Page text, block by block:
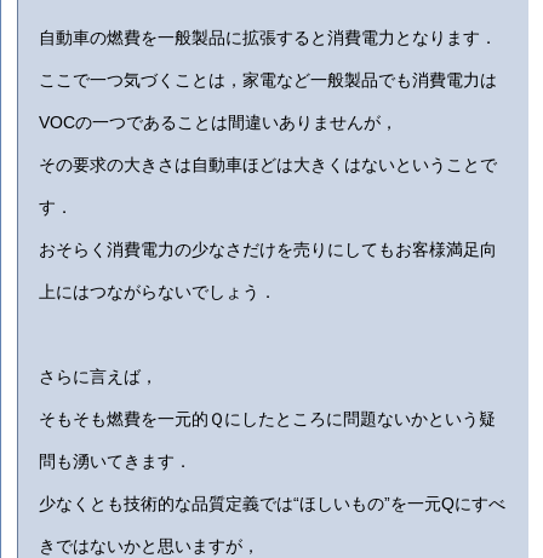
自動車の燃費を一般製品に拡張すると消費電力となります．
ここで一つ気づくことは，家電など一般製品でも消費電力は
VOCの一つであることは間違いありませんが，
その要求の大きさは自動車ほどは大きくはないということで
す．
おそらく消費電力の少なさだけを売りにしてもお客様満足向
上にはつながらないでしょう．
さらに言えば，
そもそも燃費を一元的Ｑにしたところに問題ないかという疑
問も湧いてきます．
少なくとも技術的な品質定義では“ほしいもの”を一元Qにすべ
きではないかと思いますが，